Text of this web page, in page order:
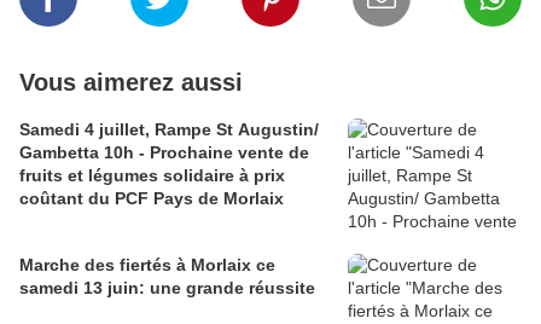
Vous aimerez aussi
Samedi 4 juillet, Rampe St Augustin/
Gambetta 10h - Prochaine vente de
fruits et légumes solidaire à prix
coûtant du PCF Pays de Morlaix
Marche des fiertés à Morlaix ce
samedi 13 juin: une grande réussite